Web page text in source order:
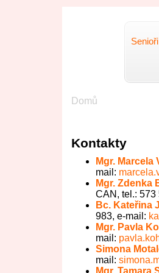
Senioři
Drobečková
Domů
Kontakty
Mgr. Marcela
mail:
Mgr. Zdenka
CAN, tel.: 573
Bc. Kateřina
983, e-mail:
Mgr. Pavla
mail:
Simona
mail:
Mgr. Tamara